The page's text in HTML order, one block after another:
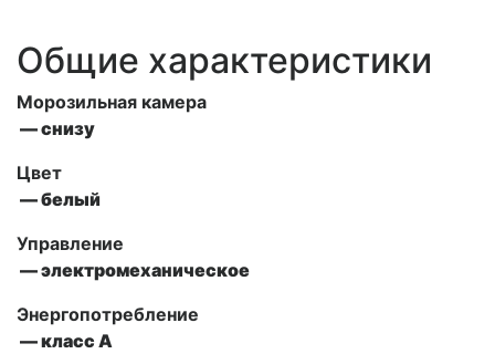
Общие характеристики
Морозильная камера
— снизу
Цвет
— белый
Управление
— электромеханическое
Энергопотребление
— класс A